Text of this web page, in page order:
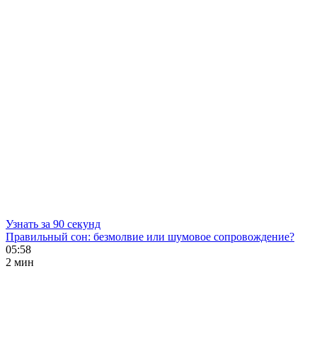
Узнать за 90 секунд
Правильный сон: безмолвие или шумовое сопровождение?
05:58
2 мин